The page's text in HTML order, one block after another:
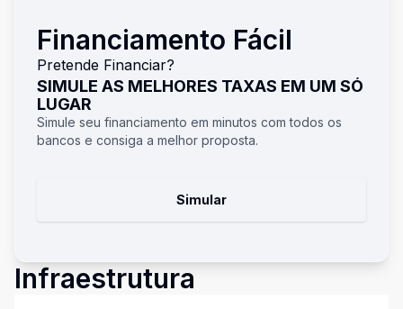
Financiamento Fácil
Pretende Financiar?
SIMULE AS MELHORES TAXAS EM UM SÓ
LUGAR
Simule seu financiamento em minutos com todos os
bancos e consiga a melhor proposta.
Simular
Infraestrutura